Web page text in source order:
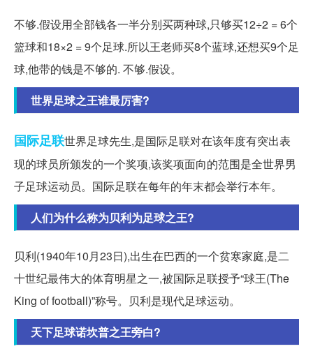
不够.假设用全部钱各一半分别买两种球,只够买12÷2 = 6个
篮球和18×2 = 9个足球.所以王老师买8个蓝球,还想买9个足
球,他带的钱是不够的. 不够.假设。
世界足球之王谁最厉害?
国际足联世界足球先生,是国际足联对在该年度有突出表
现的球员所颁发的一个奖项,该奖项面向的范围是全世界男
子足球运动员。国际足联在每年的年末都会举行本年。
人们为什么称为贝利为足球之王?
贝利(1940年10月23日),出生在巴西的一个贫寒家庭,是二
十世纪最伟大的体育明星之一,被国际足联授予“球王(The
King of football)”称号。贝利是现代足球运动。
天下足球诺坎普之王旁白?